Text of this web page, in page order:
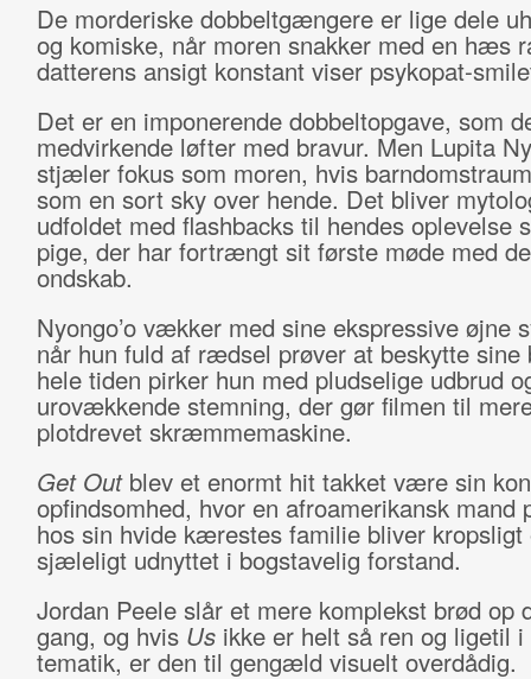
De morderiske dobbeltgængere er lige dele
og komiske, når moren snakker med en hæs
datterens ansigt konstant viser psykopat-
Det er en imponerende dobbeltopgave, som
medvirkende løfter med bravur. Men Lupita
stjæler fokus som moren, hvis
som en sort sky over hende. Det bliver
udfoldet med flashbacks til hendes oplevelse
pige, der har fortrængt sit første møde med
ondskab.
Nyongo’o vækker med sine ekspressive øjne
når hun fuld af rædsel prøver at beskytte sine
hele tiden pirker hun med pludselige udbrud
urovækkende stemning, der gør filmen til
plotdrevet skræmmemaskine.
Get Out blev et enormt hit takket være sin
opfindsomhed, hvor en afroamerikansk mand
hos sin hvide kærestes familie bliver kropsligt
sjæleligt udnyttet i bogstavelig forstand.
Jordan Peele slår et mere komplekst brød op
gang, og hvis Usikke er helt så ren og ligetil i
tematik, er den til gengæld visuelt overdådig.